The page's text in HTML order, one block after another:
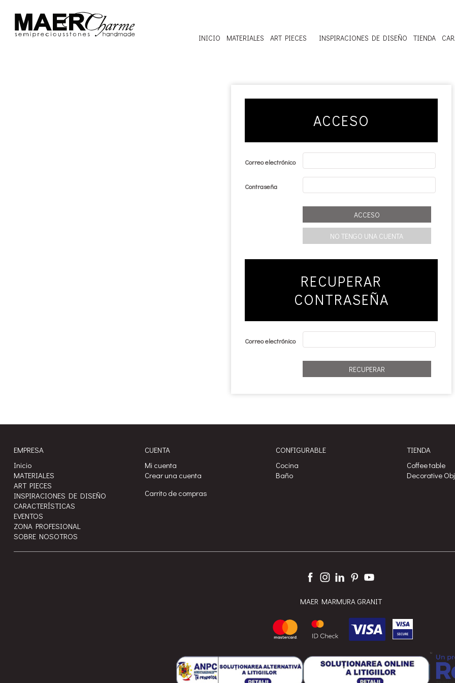
INICIO MATERIALES ART PIECES INSPIRACIONES DE DISEÑO TIENDA
ACCESO
Correo electrónico
Contraseña
RECUPERAR
CONTRASEÑA
Correo electrónico
EMPRESA
Inicio
MATERIALES
ART PIECES
INSPIRACIONES DE DISEÑO
CARACTERÍSTICAS
EVENTOS
ZONA PROFESIONAL
SOBRE NOSOTROS
CUENTA
Mi cuenta
Crear una cuenta
Carrito de compras
CONFIGURABLE
Cocina
Baño
TIENDA
Coffee table
Decorative
MAER MARMURA GRANIT